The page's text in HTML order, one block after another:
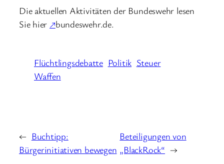
Die aktuellen Aktivitäten der Bundeswehr lesen
Sie hier ↗bundeswehr.de.
Flüchtlingsdebatte Politik Steuer
Waffen
← Buchtipp:
Bürgerinitiativen bewegen
Beteiligungen von
„BlackRock“ →